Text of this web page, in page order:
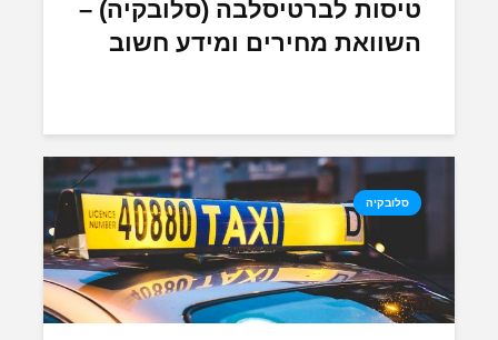
טיסות לברטיסלבה (סלובקיה) –
השוואת מחירים ומידע חשוב
סלובקיה